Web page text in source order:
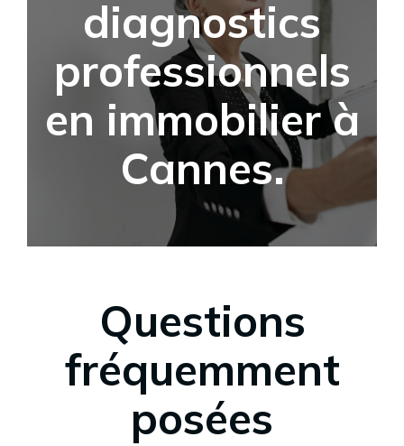
diagnostics
professionnels
en immobilier à
Cannes.
Questions
fréquemment
posées